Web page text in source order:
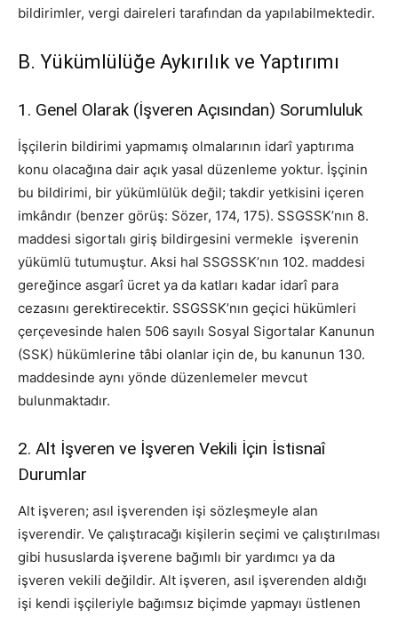
bildirimler, vergi daireleri tarafından da yapılabilmektedir.
B. Yükümlülüğe Aykırılık ve Yaptırımı
1. Genel Olarak (İşveren Açısından) Sorumluluk
İşçilerin bildirimi yapmamış olmalarının idarî yaptırıma
konu olacağına dair açık yasal düzenleme yoktur. İşçinin
bu bildirimi, bir yükümlülük değil; takdir yetkisini içeren
imkândır (benzer görüş: Sözer, 174, 175). SSGSSK’nın 8.
maddesi sigortalı giriş bildirgesini vermekle işverenin
yükümlü tutumuştur. Aksi hal SSGSSK’nın 102. maddesi
gereğince asgarî ücret ya da katları kadar idarî para
cezasını gerektirecektir. SSGSSK’nın geçici hükümleri
çerçevesinde halen 506 sayılı Sosyal Sigortalar Kanunun
(SSK) hükümlerine tâbi olanlar için de, bu kanunun 130.
maddesinde aynı yönde düzenlemeler mevcut
bulunmaktadır.
2. Alt İşveren ve İşveren Vekili İçin İstisnaî
Durumlar
Alt işveren; asıl işverenden işi sözleşmeyle alan
işverendir. Ve çalıştıracağı kişilerin seçimi ve çalıştırılması
gibi hususlarda işverene bağımlı bir yardımcı ya da
işveren vekili değildir. Alt işveren, asıl işverenden aldığı
işi kendi işçileriyle bağımsız biçimde yapmayı üstlenen